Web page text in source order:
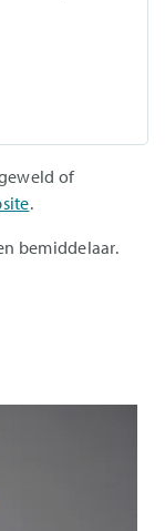
of
.
bemiddelaar.